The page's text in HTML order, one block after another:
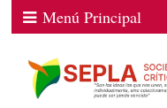
Menú Principal